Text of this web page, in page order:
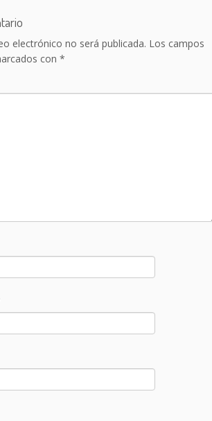
electrónico no será publicada. Los campos
con *